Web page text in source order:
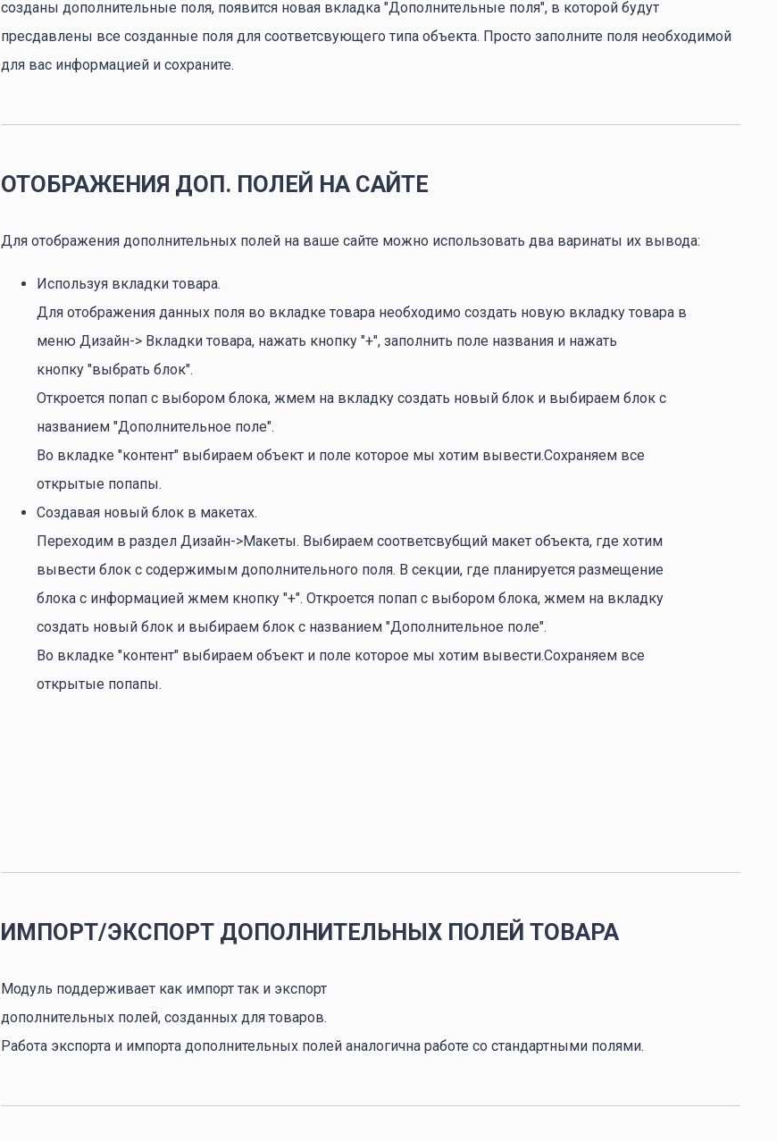
созданы дополнительные поля, появится новая вкладка "Дополнительные поля", в которой будут
пресдавлены все созданные поля для соответсвующего типа объекта. Просто заполните поля необходимой
для вас информацией и сохраните.
ОТОБРАЖЕНИЯ ДОП. ПОЛЕЙ НА САЙТЕ
Для отображения дополнительных полей на ваше сайте можно использовать два варинаты их вывода:
Используя вкладки товара.
Для отображения данных поля во вкладке товара необходимо создать новую вкладку товара в
меню Дизайн-> Вкладки товара, нажать кнопку "+", заполнить поле названия и нажать
кнопку "выбрать блок".
Откроется попап с выбором блока, жмем на вкладку создать новый блок и выбираем блок с
названием "Дополнительное поле".
Во вкладке "контент" выбираем объект и поле которое мы хотим вывести.Сохраняем все
открытые попапы.
Создавая новый блок в макетах.
Переходим в раздел Дизайн->Макеты. Выбираем соответсвубщий макет объекта, где хотим
вывести блок с содержимым дополнительного поля. В секции, где планируется размещение
блока с информацией жмем кнопку "+". Откроется попап с выбором блока, жмем на вкладку
создать новый блок и выбираем блок с названием "Дополнительное поле".
Во вкладке "контент" выбираем объект и поле которое мы хотим вывести.Сохраняем все
открытые попапы.
ИМПОРТ/ЭКСПОРТ ДОПОЛНИТЕЛЬНЫХ ПОЛЕЙ ТОВАРА
Модуль поддерживает как импорт так и экспорт
дополнительных полей, созданных для товаров.
Работа экспорта и импорта дополнительных полей аналогична работе со стандартными полями.